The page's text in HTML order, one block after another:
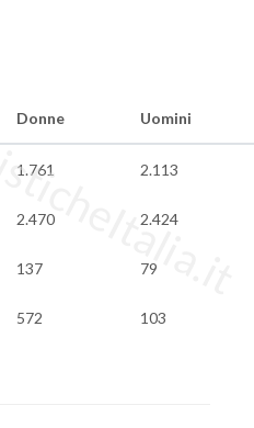
Donne Uomini
1.761 2.113
2.470 2.424
137 79
572 103